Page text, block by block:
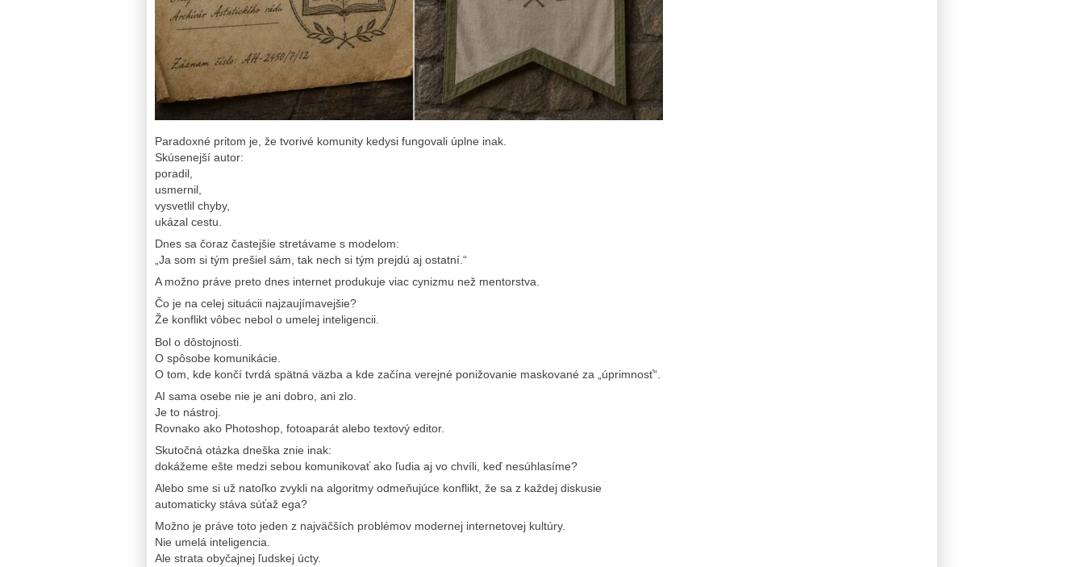
Paradoxné pritom je, že tvorivé komunity kedysi fungovali úplne inak.
Skúsenejší autor:
poradil,
usmernil,
vysvetlil chyby,
ukázal cestu.
Dnes sa čoraz častejšie stretávame s modelom:
„Ja som si tým prešiel sám, tak nech si tým prejdú aj ostatní.“
A možno práve preto dnes internet produkuje viac cynizmu než mentorstva.
Čo je na celej situácii najzaujímavejšie?
Že konflikt vôbec nebol o umelej inteligencii.
Bol o dôstojnosti.
O spôsobe komunikácie.
O tom, kde končí tvrdá spätná väzba a kde začína verejné ponižovanie maskované za „úprimnosť“.
AI sama osebe nie je ani dobro, ani zlo.
Je to nástroj.
Rovnako ako Photoshop, fotoaparát alebo textový editor.
Skutočná otázka dneška znie inak:
dokážeme ešte medzi sebou komunikovať ako ľudia aj vo chvíli, keď nesúhlasíme?
Alebo sme si už natoľko zvykli na algoritmy odmeňujúce konflikt, že sa z každej diskusie
automaticky stáva súťaž ega?
Možno je práve toto jeden z najväčších problémov modernej internetovej kultúry.
Nie umelá inteligencia.
Ale strata obyčajnej ľudskej úcty.